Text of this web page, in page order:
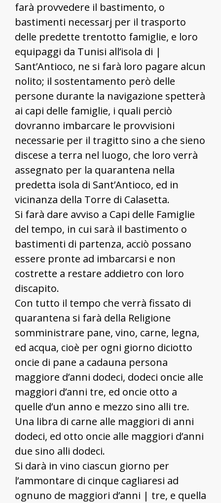
farà provvedere il bastimento, o
bastimenti necessarj per il trasporto
delle predette trentotto famiglie, e loro
equipaggi da Tunisi all’isola di |
Sant’Antioco, ne si farà loro pagare alcun
nolito; il sostentamento però delle
persone durante la navigazione spetterà
ai capi delle famiglie, i quali perciò
dovranno imbarcare le provvisioni
necessarie per il tragitto sino a che sieno
discese a terra nel luogo, che loro verrà
assegnato per la quarantena nella
predetta isola di Sant’Antioco, ed in
vicinanza della Torre di Calasetta.
Si farà dare avviso a Capi delle Famiglie
del tempo, in cui sarà il bastimento o
bastimenti di partenza, acciò possano
essere pronte ad imbarcarsi e non
costrette a restare addietro con loro
discapito.
Con tutto il tempo che verrà fissato di
quarantena si farà della Religione
somministrare pane, vino, carne, legna,
ed acqua, cioè per ogni giorno diciotto
oncie di pane a cadauna persona
maggiore d’anni dodeci, dodeci oncie alle
maggiori d’anni tre, ed oncie otto a
quelle d’un anno e mezzo sino alli tre.
Una libra di carne alle maggiori di anni
dodeci, ed otto oncie alle maggiori d’anni
due sino alli dodeci.
Si darà in vino ciascun giorno per
l’ammontare di cinque cagliaresi ad
ognuno de maggiori d’anni | tre, e quella